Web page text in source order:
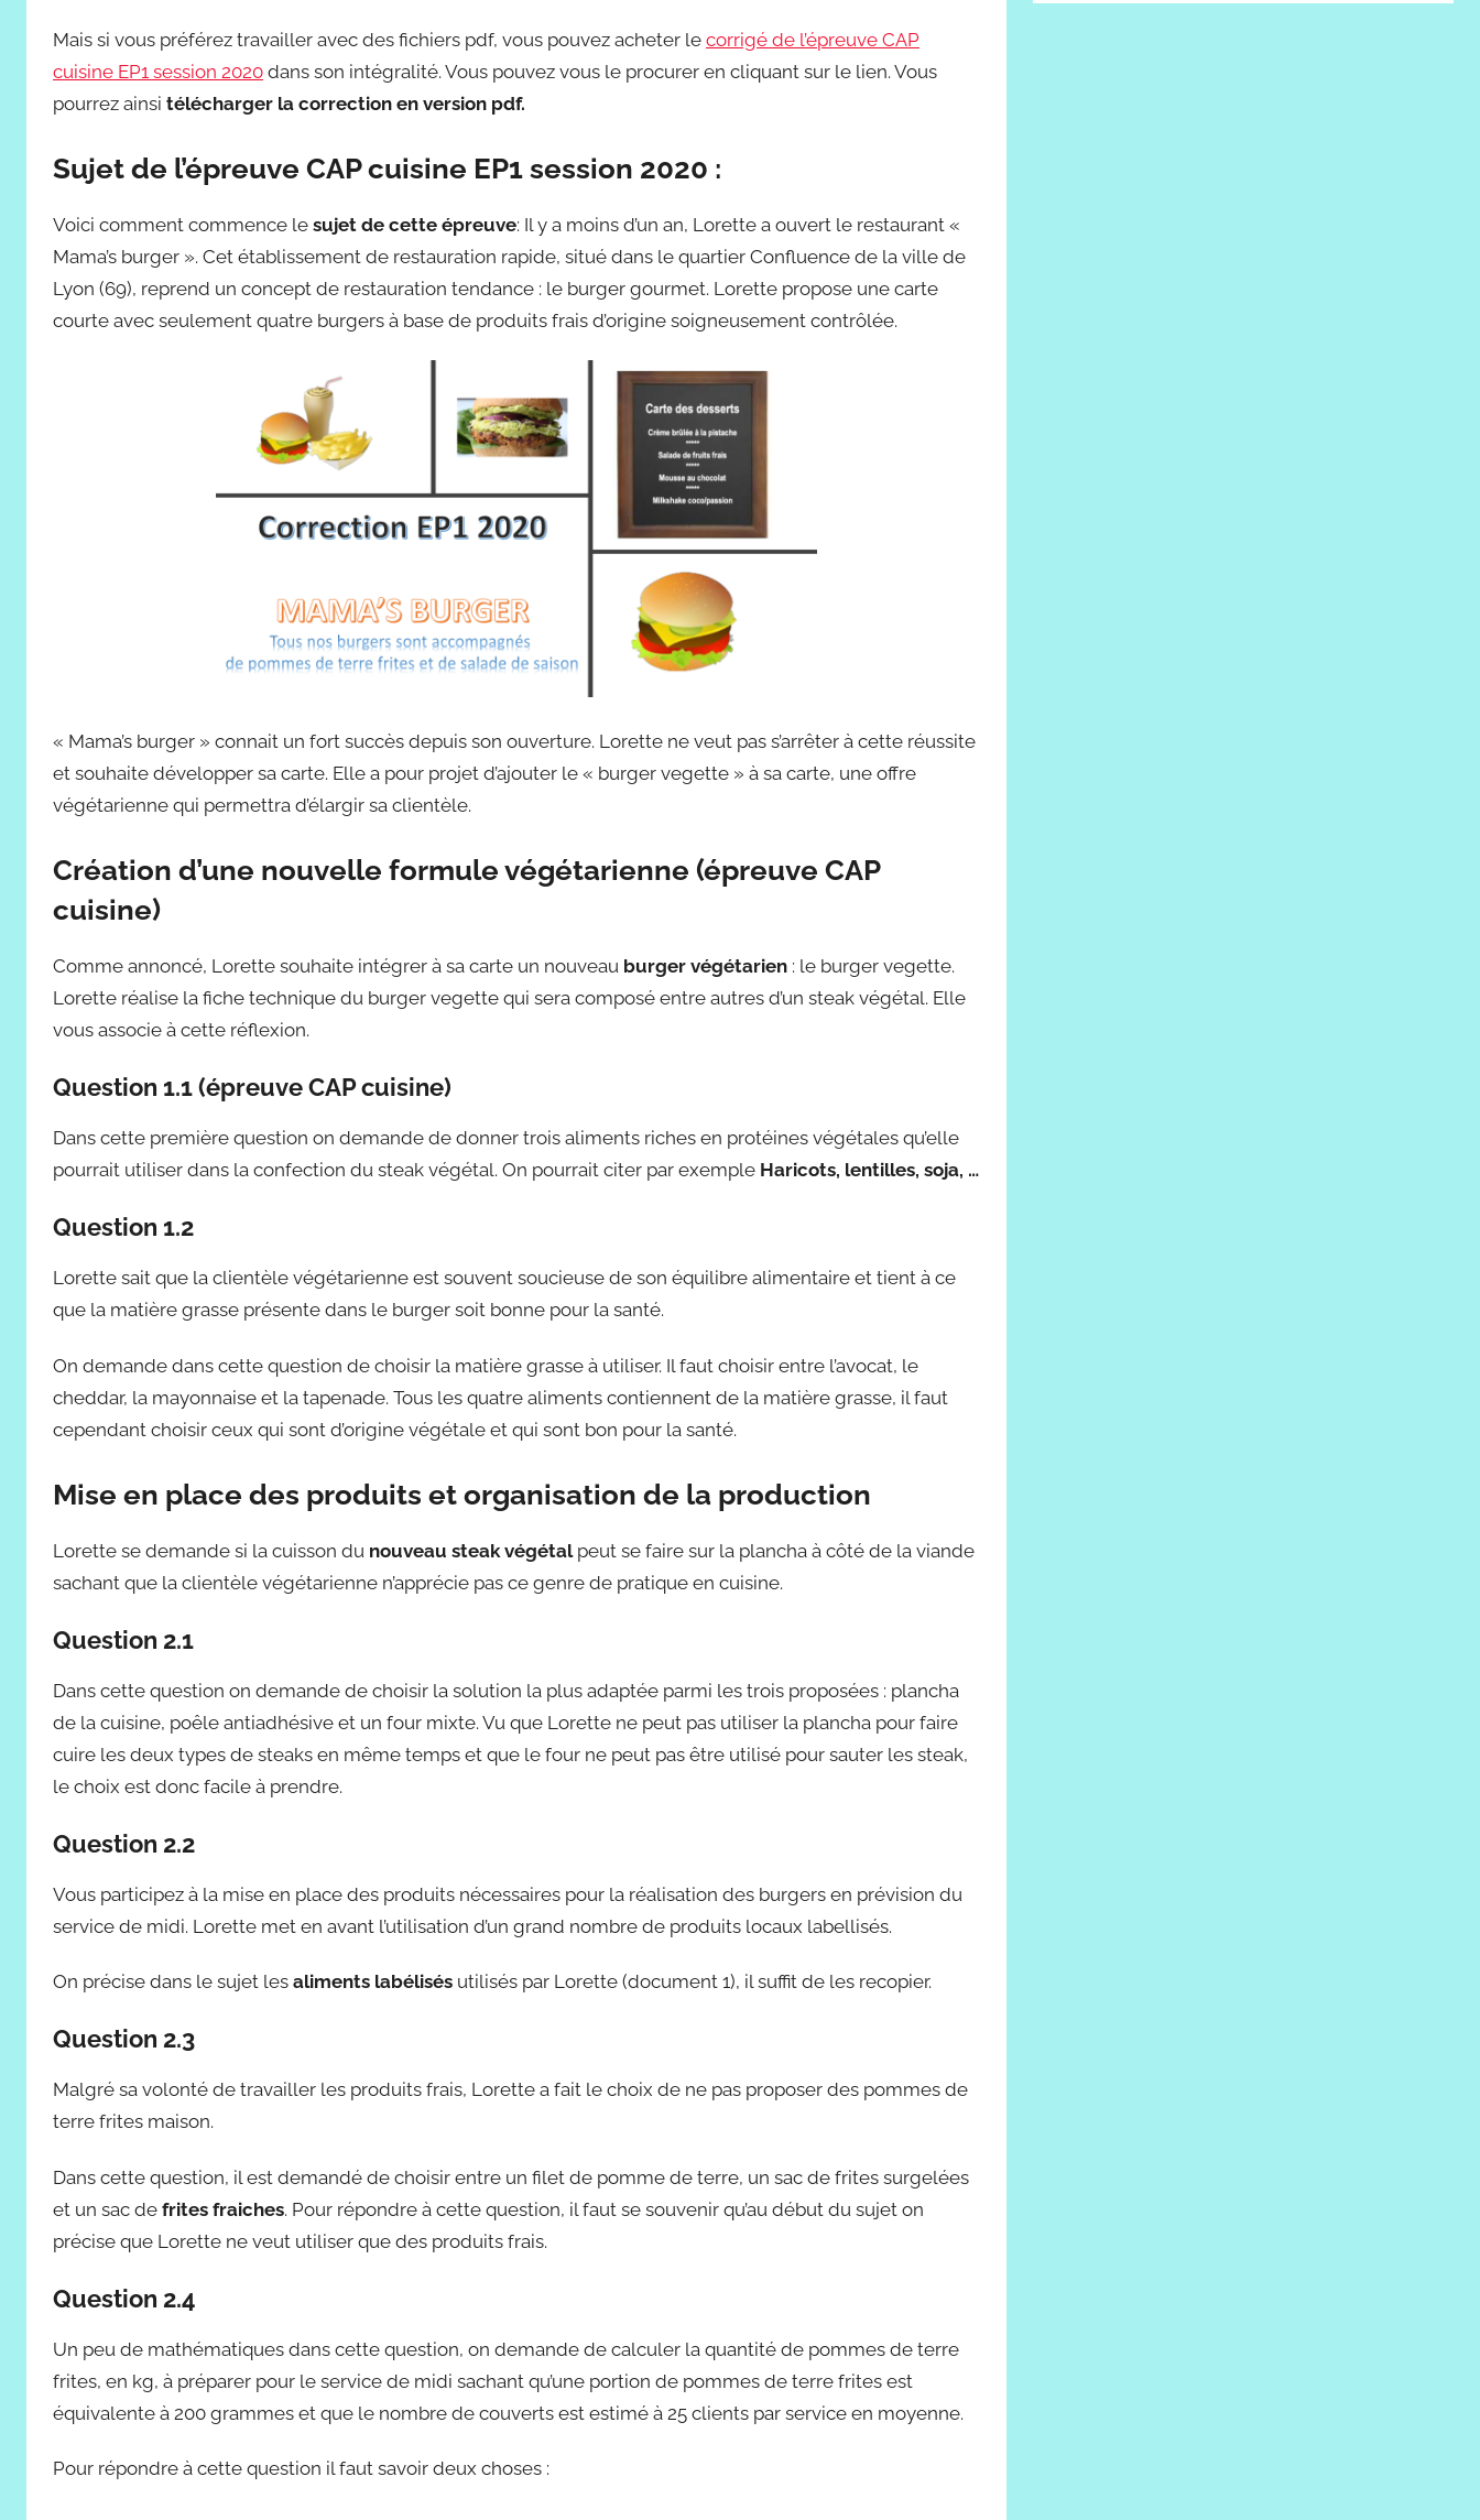
Mais si vous préférez travailler avec des fichiers pdf, vous pouvez acheter le corrigé de l’épreuve CAP
cuisine EP1 session 2020 dans son intégralité. Vous pouvez vous le procurer en cliquant sur le lien. Vous
pourrez ainsi télécharger la correction en version pdf.
Sujet de l’épreuve CAP cuisine EP1 session 2020 :
Voici comment commence le sujet de cette épreuve: Il y a moins d’un an, Lorette a ouvert le restaurant «
Mama’s burger ». Cet établissement de restauration rapide, situé dans le quartier Confluence de la ville de
Lyon (69), reprend un concept de restauration tendance : le burger gourmet. Lorette propose une carte
courte avec seulement quatre burgers à base de produits frais d’origine soigneusement contrôlée.
« Mama’s burger » connait un fort succès depuis son ouverture. Lorette ne veut pas s’arrêter à cette réussite
et souhaite développer sa carte. Elle a pour projet d’ajouter le « burger vegette » à sa carte, une offre
végétarienne qui permettra d’élargir sa clientèle.
Création d’une nouvelle formule végétarienne (épreuve CAP
cuisine)
Comme annoncé, Lorette souhaite intégrer à sa carte un nouveau burger végétarien : le burger vegette.
Lorette réalise la fiche technique du burger vegette qui sera composé entre autres d’un steak végétal. Elle
vous associe à cette réflexion.
Question 1.1 (épreuve CAP cuisine)
Dans cette première question on demande de donner trois aliments riches en protéines végétales qu’elle
pourrait utiliser dans la confection du steak végétal. On pourrait citer par exemple Haricots, lentilles, soja, …
Question 1.2
Lorette sait que la clientèle végétarienne est souvent soucieuse de son équilibre alimentaire et tient à ce
que la matière grasse présente dans le burger soit bonne pour la santé.
On demande dans cette question de choisir la matière grasse à utiliser. Il faut choisir entre l’avocat, le
cheddar, la mayonnaise et la tapenade. Tous les quatre aliments contiennent de la matière grasse, il faut
cependant choisir ceux qui sont d’origine végétale et qui sont bon pour la santé.
Mise en place des produits et organisation de la production
Lorette se demande si la cuisson du nouveau steak végétalpeut se faire sur la plancha à côté de la viande
sachant que la clientèle végétarienne n’apprécie pas ce genre de pratique en cuisine.
Question 2.1
Dans cette question on demande de choisir la solution la plus adaptée parmi les trois proposées : plancha
de la cuisine, poêle antiadhésive et un four mixte. Vu que Lorette ne peut pas utiliser la plancha pour faire
cuire les deux types de steaks en même temps et que le four ne peut pas être utilisé pour sauter les steak,
le choix est donc facile à prendre.
Question 2.2
Vous participez à la mise en place des produits nécessaires pour la réalisation des burgers en prévision du
service de midi. Lorette met en avant l’utilisation d’un grand nombre de produits locaux labellisés.
On précise dans le sujet les aliments labélisés utilisés par Lorette (document 1), il suffit de les recopier.
Question 2.3
Malgré sa volonté de travailler les produits frais, Lorette a fait le choix de ne pas proposer des pommes de
terre frites maison.
Dans cette question, il est demandé de choisir entre un filet de pomme de terre, un sac de frites surgelées
et un sac de frites fraiches. Pour répondre à cette question, il faut se souvenir qu’au début du sujet on
précise que Lorette ne veut utiliser que des produits frais.
Question 2.4
Un peu de mathématiques dans cette question, on demande de calculer la quantité de pommes de terre
frites, en kg, à préparer pour le service de midi sachant qu’une portion de pommes de terre frites est
équivalente à 200 grammes et que le nombre de couverts est estimé à 25 clients par service en moyenne.
Pour répondre à cette question il faut savoir deux choses :